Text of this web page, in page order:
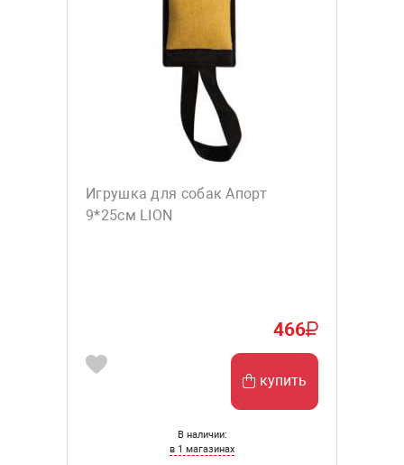
Игрушка для собак Апорт
9*25см LION
466
купить
В наличии:
в 1 магазинах